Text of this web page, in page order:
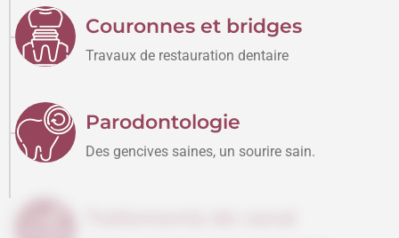
Couronnes et bridges
Travaux de restauration dentaire
Parodontologie
Des gencives saines, un sourire sain.